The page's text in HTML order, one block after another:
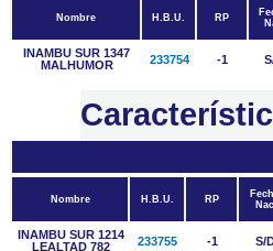
Nombre H.B.U. RP
INAMBU SUR 1347
MALHUMOR
233754 -1
Nombre H.B.U. RP
Nac
INAMBU SUR 1214
LEALTAD 782
233755 -1 S/